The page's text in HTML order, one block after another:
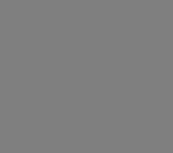
te openen